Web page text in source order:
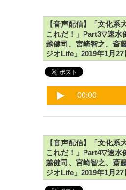
【音声配信】「文化系
これだ！」Part3▽速水
越健司、宮崎智之、斎
ジオLife」2019年1月27
【音声配信】「文化系
これだ！」Part4▽速水
越健司、宮崎智之、斎
ジオLife」2019年1月27